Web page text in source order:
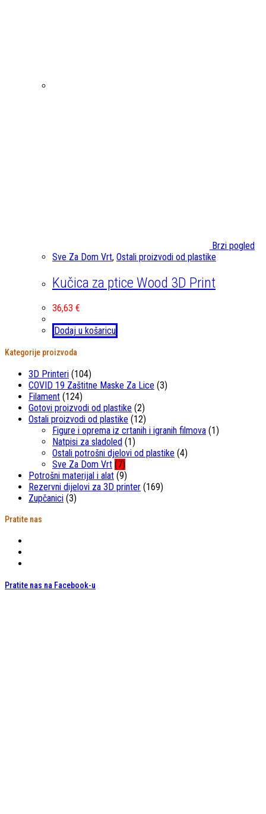
Brzi pogled
Sve Za Dom Vrt, Ostali proizvodi od plastike
Kučica za ptice Wood 3D Print
36,63 €
Dodaj u košaricu
Kategorije proizvoda
3D Printeri (104)
COVID 19 Zaštitne Maske Za Lice (3)
Filament (124)
Gotovi proizvodi od plastike (2)
Ostali proizvodi od plastike (12)
Figure i oprema iz crtanih i igranih filmova (1)
Natpisi za sladoled (1)
Ostali potrošni djelovi od plastike (4)
Sve Za Dom Vrt (7)
Potrošni materijal i alat (9)
Rezervni dijelovi za 3D printer (169)
Zupčanici (3)
Pratite nas
Pratite nas na Facebook-u